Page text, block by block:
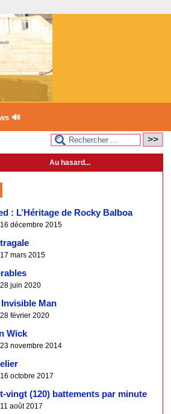
🔊
Au hasard...
: L’Héritage de Rocky Balboa
16 décembre 2015
17 mars 2015
28 juin 2020
Invisible Man
28 février 2020
Wick
23 novembre 2014
16 octobre 2017
vingt (120) battements par minute
11 août 2017